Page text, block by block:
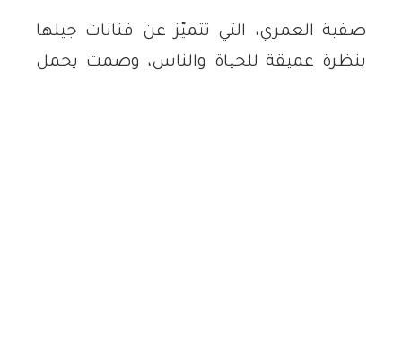
صفية العمري، التي تتميّز عن فنانات جيلها
بنظرة عميقة للحياة والناس، وصمت يحمل